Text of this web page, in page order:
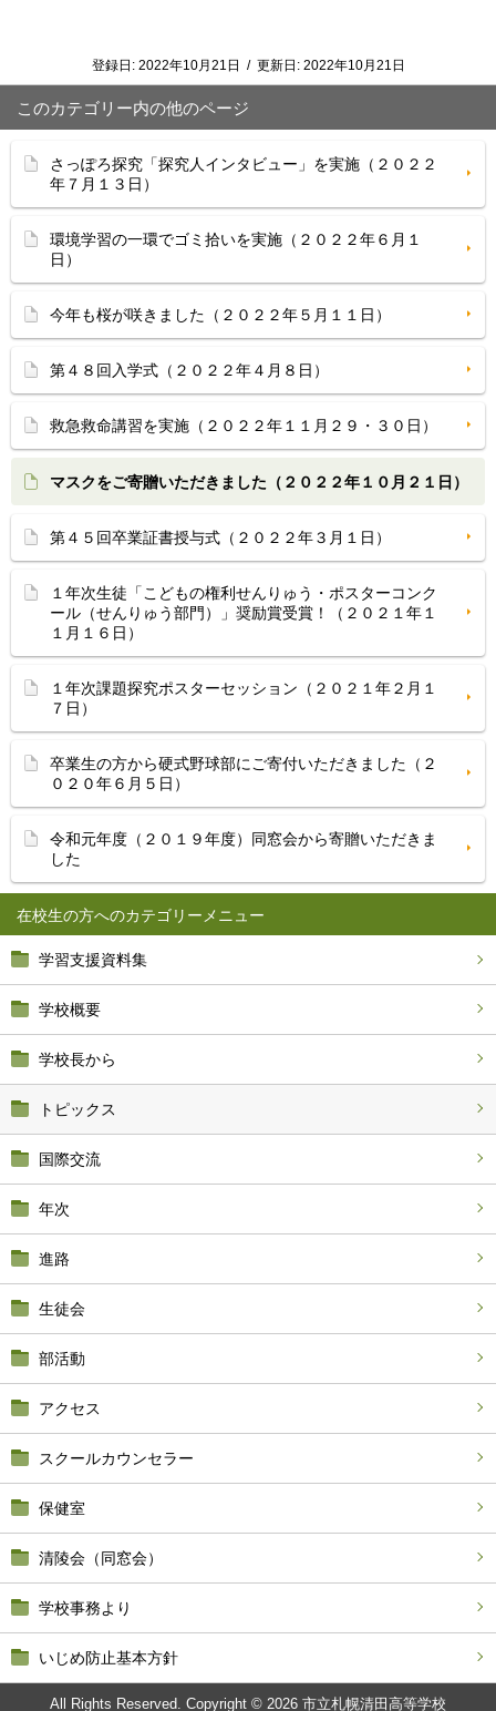
在校生の方へ
学習支援資料集
学校概要
学校長から
トピックス
国際交流
年次
進路
生徒会
部活動
アクセス
スクールカウンセラー
保健室
清陵会（同窓会）
学校事務より
いじめ防止基本方針
登録日: 2022年10月21日 / 更新日: 2022年10月21日
このカテゴリー内の他のページ
さっぽろ探究「探究人インタビュー」を実施（２０２２
年７月１３日）
環境学習の一環でゴミ拾いを実施（２０２２年６月１
日）
今年も桜が咲きました（２０２２年５月１１日）
第４８回入学式（２０２２年４月８日）
救急救命講習を実施（２０２２年１１月２９・３０日）
マスクをご寄贈いただきました（２０２２年１０月２１日）
第４５回卒業証書授与式（２０２２年３月１日）
１年次生徒「こどもの権利せんりゅう・ポスターコンク
ール（せんりゅう部門）」奨励賞受賞！（２０２１年１
１月１６日）
１年次課題探究ポスターセッション（２０２１年２月１
７日）
卒業生の方から硬式野球部にご寄付いただきました（２
０２０年６月５日）
令和元年度（２０１９年度）同窓会から寄贈いただきま
した
All Rights Reserved. Copyright © 2026 市立札幌清田高等学校